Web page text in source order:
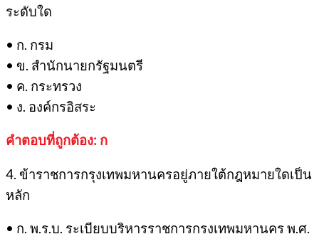
ระดับใด
• ก. กรม
• ข. สำนักนายกรัฐมนตรี
• ค. กระทรวง
• ง. องค์กรอิสระ
คำตอบที่ถูกต้อง: ก
4. ข้าราชการกรุงเทพมหานครอยู่ภายใต้กฎหมายใดเป็น
หลัก
• ก. พ.ร.บ. ระเบียบบริหารราชการกรุงเทพมหานคร พ.ศ.